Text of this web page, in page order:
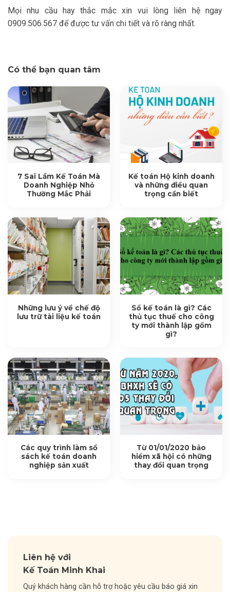
Mọi nhu cầu hay thắc mắc xin vui lòng liên hệ ngay
0909.506.567 để được tư vấn chi tiết và rõ ràng nhất.
Có thể bạn quan tâm
7 Sai Lầm Kế Toán Mà
Doanh Nghiệp Nhỏ
Thường Mắc Phải
Kế toán Hộ kinh doanh
và những điều quan
trọng cần biết
Những lưu ý về chế độ
lưu trữ tài liệu kế toán
Sổ kế toán là gì? Các
thủ tục thuế cho công
ty mới thành lập gồm
gì?
Các quy trình làm sổ
sách kế toán doanh
nghiệp sản xuất
Từ 01/01/2020 bảo
hiểm xã hội có những
thay đổi quan trọng
Liên hệ với
Kế Toán Minh Khai
Quý khách hàng cần hỗ trợ hoặc yêu cầu báo giá xin